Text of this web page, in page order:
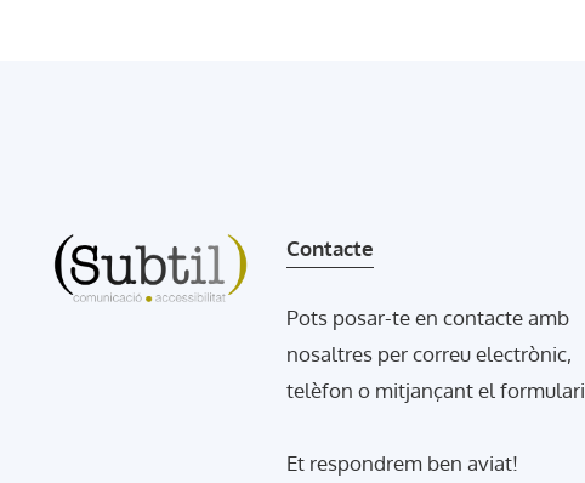
Contacte
Pots posar-te en contacte amb
nosaltres per correu electrònic,
telèfon o mitjançant el formulari.
Et respondrem ben aviat!